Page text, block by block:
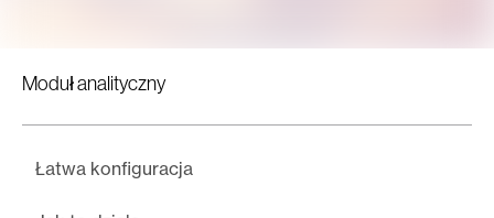
Moduł analityczny
Łatwa konfiguracja